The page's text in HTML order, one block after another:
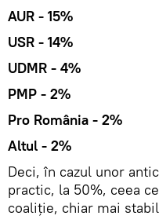
AUR - 15%
USR - 14%
UDMR - 4%
PMP - 2%
Pro România - 2%
Altul - 2%
Deci, în cazul unor
practic, la 50%, ceea
coaliție, chiar mai